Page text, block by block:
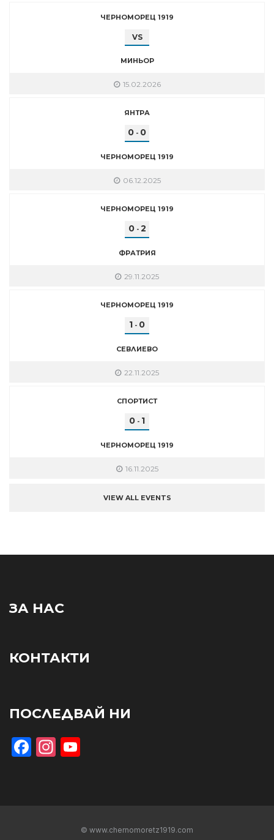
ЧЕРНОМОРЕЦ 1919
VS
МИНЬОР
15.02.2026
ЯНТРА
0 - 0
ЧЕРНОМОРЕЦ 1919
06.12.2025
ЧЕРНОМОРЕЦ 1919
0- 2
ФРАТРИЯ
29.11.2025
ЧЕРНОМОРЕЦ 1919
1 - 0
СЕВЛИЕВО
22.11.2025
СПОРТИСТ
0 - 1
ЧЕРНОМОРЕЦ 1919
16.11.2025
VIEW ALL EVENTS
ЗА НАС
КОНТАКТИ
ПОСЛЕДВАЙ НИ
Facebook
Instagram
© www.chernomoretz1919.com